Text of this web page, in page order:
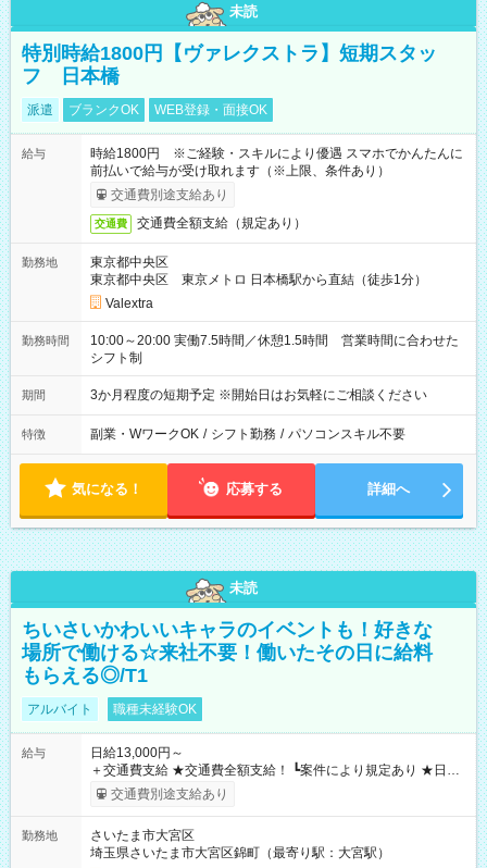
未読
特別時給1800円【ヴァレクストラ】短期スタッ
フ 日本橋
派遣 ブランクOK WEB登録・面接OK
給与
時給1800円 ※ご経験・スキルにより優遇 スマホでかんたんに
前払いで給与が受け取れます（※上限、条件あり）
交通費別途支給あり
交通費 交通費全額支給（規定あり）
勤務地
東京都中央区
東京都中央区 東京メトロ 日本橋駅から直結（徒歩1分）
Valextra
勤務時間
10:00～20:00 実働7.5時間／休憩1.5時間 営業時間に合わせた
シフト制
期間 3か月程度の短期予定 ※開始日はお気軽にご相談ください
特徴 副業・WワークOK / シフト勤務 / パソコンスキル不要
気になる！ 応募する 詳細へ
未読
ちいさいかわいいキャラのイベントも！好きな
場所で働ける☆来社不要！働いたその日に給料
もらえる◎/T1
アルバイト 職種未経験OK
給与
日給13,000円～
＋交通費支給 ★交通費全額支給！ ┗案件により規定あり ★日払
いOK！（規定あり） ┗働いたその日に現金GET♪ お仕事後はコ
ンビニATMから 日払い分を引き落とせます！ 【試用期間】試
交通費別途支給あり
勤務地
さいたま市大宮区
埼玉県さいたま市大宮区錦町（最寄り駅：大宮駅）